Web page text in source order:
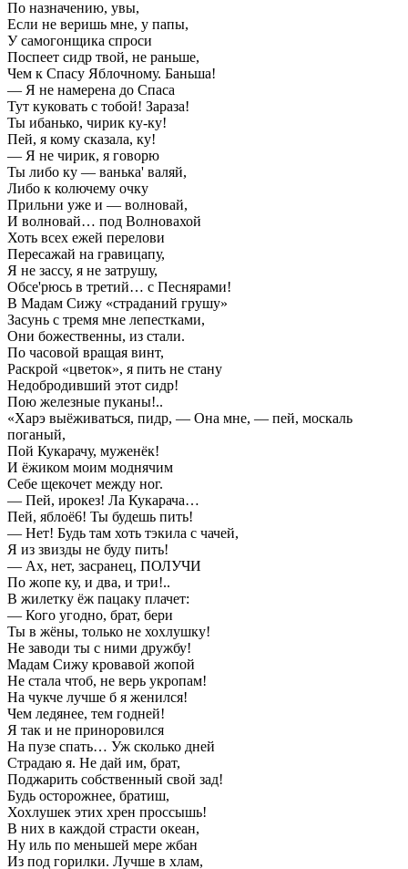
По назначению, увы,
Если не веришь мне, у папы,
У самогонщика спроси
Поспеет сидр твой, не раньше,
Чем к Спасу Яблочному. Баньша!
— Я не намерена до Спаса
Тут куковать с тобой! Зараза!
Ты ибанько, чирик ку-ку!
Пей, я кому сказала, ку!
— Я не чирик, я говорю
Ты либо ку — ванька' валяй,
Либо к колючему очку
Прильни уже и — волновай,
И волновай… под Волновахой
Хоть всех ежей перелови
Пересажай на гравицапу,
Я не зассу, я не затрушу,
Обсе'рюсь в третий… с Песнярами!
В Мадам Сижу «страданий грушу»
Засунь с тремя мне лепестками,
Они божественны, из стали.
По часовой вращая винт,
Раскрой «цветок», я пить не стану
Недобродивший этот сидр!
Пою железные пуканы!..
«Харэ выёживаться, пидр, — Она мне, — пей, москаль
поганый,
Пой Кукарачу, муженёк!
И ёжиком моим моднячим
Себе щекочет между ног.
— Пей, ирокез! Ла Кукарача…
Пей, яблоё6! Ты будешь пить!
— Нет! Будь там хоть тэкила с чачей,
Я из звизды не буду пить!
— Ах, нет, засранец, ПОЛУЧИ
По жопе ку, и два, и три!..
В жилетку ёж пацаку плачет:
— Кого угодно, брат, бери
Ты в жёны, только не хохлушку!
Не заводи ты с ними дружбу!
Мадам Сижу кровавой жопой
Не стала чтоб, не верь укропам!
На чукче лучше б я женился!
Чем ледянее, тем годней!
Я так и не приноровился
На пузе спать… Уж сколько дней
Страдаю я. Не дай им, брат,
Поджарить собственный свой зад!
Будь осторожнее, братиш,
Хохлушек этих хрен проссышь!
В них в каждой страсти океан,
Ну иль по меньшей мере жбан
Из под горилки. Лучше в хлам,